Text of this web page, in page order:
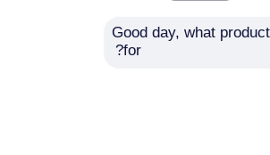
Good day, what
for?